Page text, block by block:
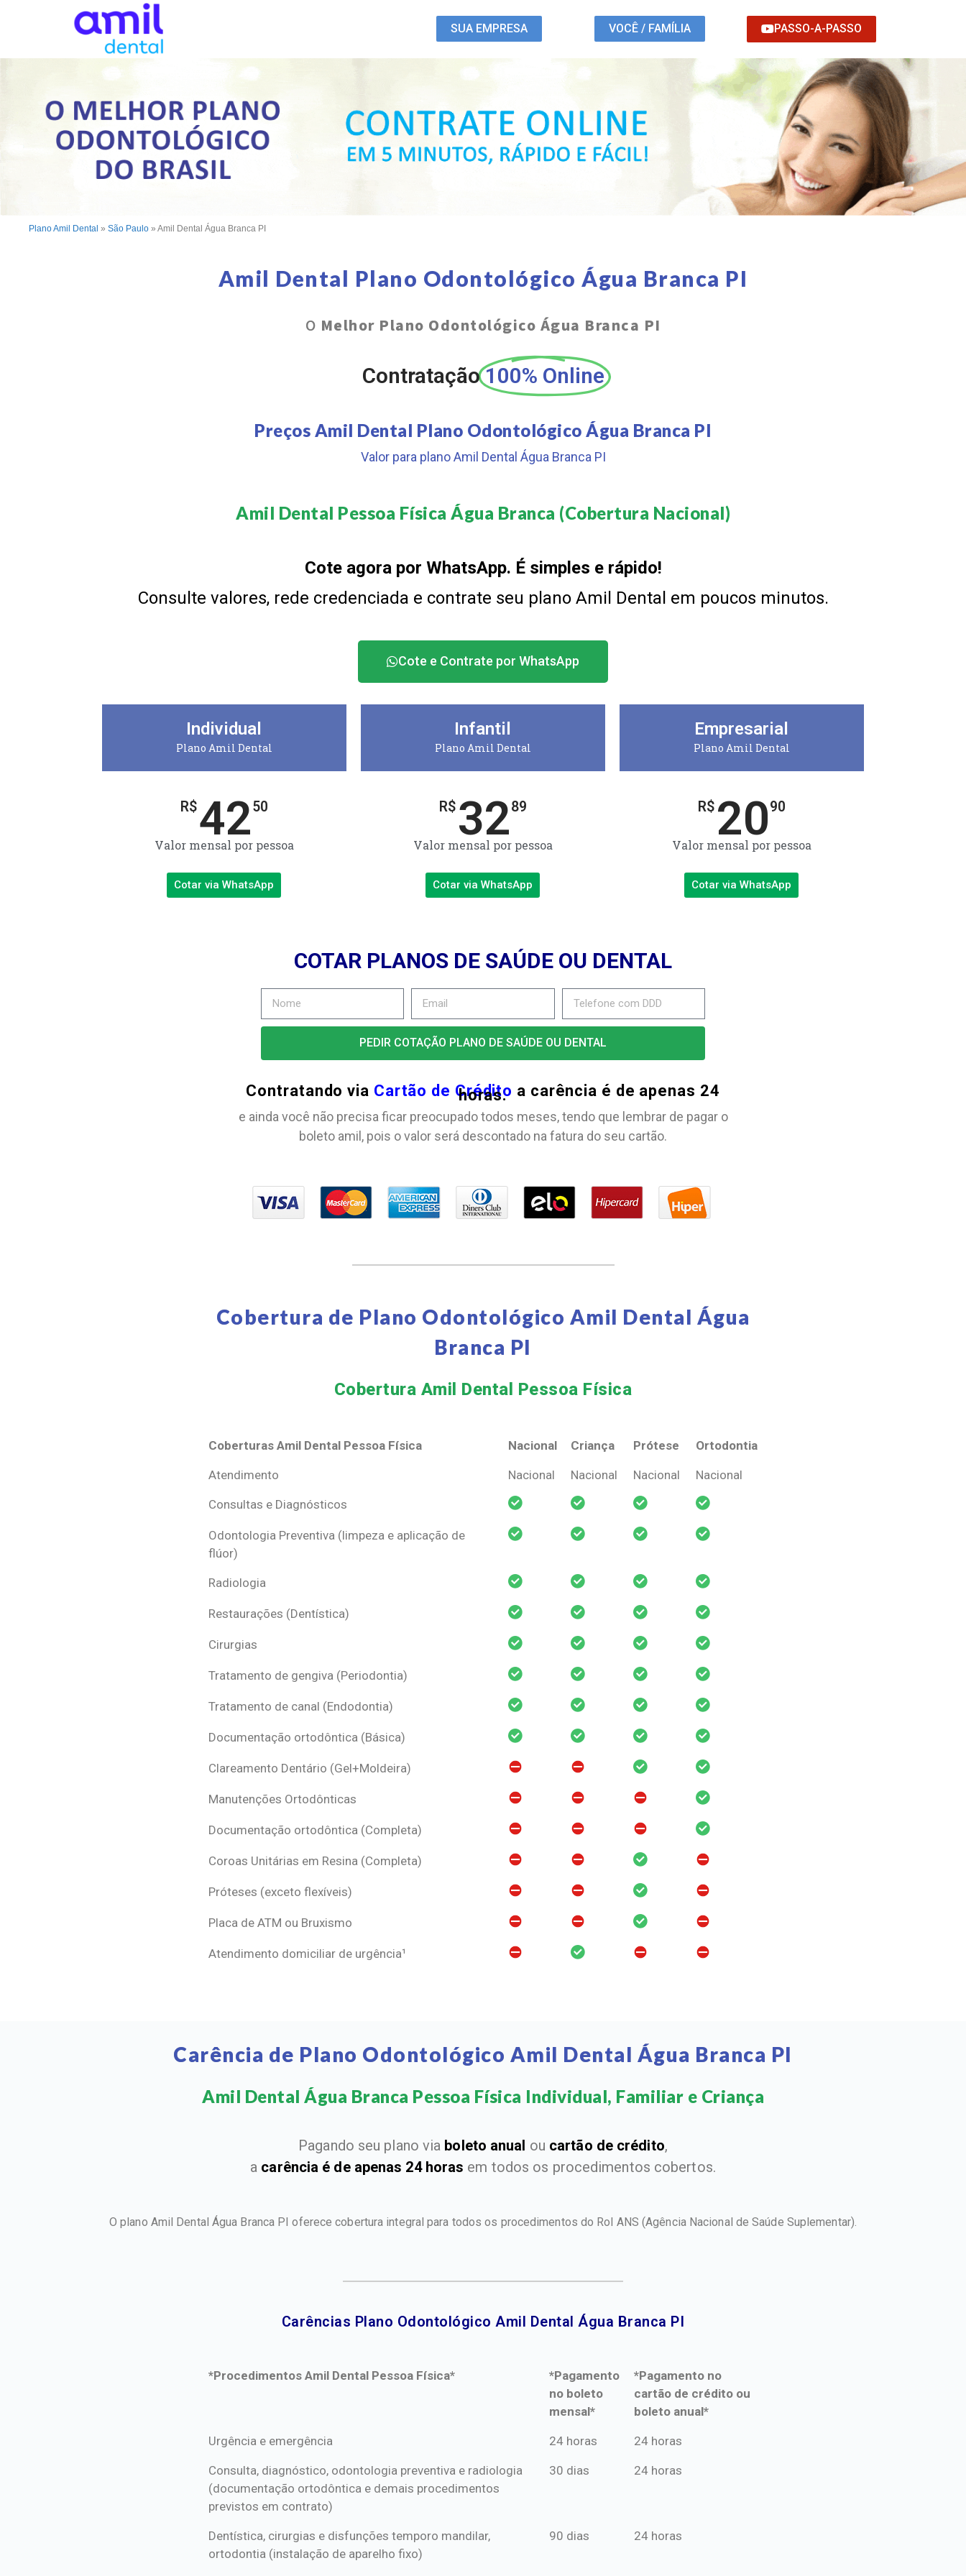
SUA EMPRESA VOCÊ / FAMÍLIA PASSO-A-PASSO
Plano Amil Dental » São Paulo » Amil Dental Água Branca PI
Amil Dental Plano Odontológico Água Branca PI
O Melhor Plano Odontológico Água Branca PI
Contratação 100% Online
Preços Amil Dental Plano Odontológico Água Branca PI
Valor para plano Amil Dental Água Branca PI
Amil Dental Pessoa Física Água Branca (Cobertura Nacional)​
Cote agora por WhatsApp. É simples e rápido!
Consulte valores, rede credenciada e contrate seu plano Amil Dental em poucos minutos.
Cote e Contrate por WhatsApp
Individual
Plano Amil Dental
R$4250
Valor mensal por pessoa
Cotar via WhatsApp
Infantil
Plano Amil Dental
R$ 3289
Valor mensal por pessoa
Cotar via WhatsApp
Empresarial
Plano Amil Dental
R$ 2090
Valor mensal por pessoa
Cotar via WhatsApp
COTAR PLANOS DE SAÚDE OU DENTAL
PEDIR COTAÇÃO PLANO DE SAÚDE OU DENTAL
Contratando via Cartão de Crédito a carência é de apenas 24
horas.
e ainda você não precisa ficar preocupado todos meses, tendo que lembrar de pagar o
boleto amil, pois o valor será descontado na fatura do seu cartão.
Cobertura de Plano Odontológico Amil Dental Água
Branca PI
Cobertura Amil Dental Pessoa Física​
Coberturas Amil Dental Pessoa Física Nacional Criança Prótese
Ortodontia
Coberturas Amil Dental Pessoa Física
Nacional Criança Prótese Ortodontia
Atendimento Nacional Nacional Nacional Nacional
Consultas e Diagnósticos
Odontologia Preventiva (limpeza e aplicação de
flúor)
Radiologia
Restaurações (Dentística)
Cirurgias
Tratamento de gengiva (Periodontia)
Tratamento de canal (Endodontia)
Documentação ortodôntica (Básica)
Clareamento Dentário (Gel+Moldeira)
Manutenções Ortodônticas
Documentação ortodôntica (Completa)
Coroas Unitárias em Resina (Completa)
Próteses (exceto flexíveis)
Placa de ATM ou Bruxismo
Atendimento domiciliar de urgência¹
Carência de Plano Odontológico Amil Dental Água Branca PI
Amil Dental Água Branca Pessoa Física Individual, Familiar e Criança​
Pagando seu plano via boleto anual ou cartão de crédito,
a carência é de apenas 24 horas em todos os procedimentos cobertos.
O plano Amil Dental Água Branca PI oferece cobertura integral para todos os procedimentos do Rol ANS(Agência Nacional de Saúde Suplementar).
Carências Plano Odontológico Amil Dental Água Branca PI​
*Procedimentos Amil Dental Pessoa Física*
*Pagamento
no boleto
mensal*
*Pagamento no
cartão de crédito ou
boleto anual*
*Procedimentos Amil Dental Pessoa Física*
*Pagamento
mensal*
*Pagamento no
boleto anual*
Urgência e emergência 24 horas 24 horas
Consulta, diagnóstico, odontologia preventiva e radiologia
(documentação ortodôntica e demais procedimentos
previstos em contrato)
30 dias 24 horas
Dentística, cirurgias e disfunções temporo mandilar,
ortodontia (instalação de aparelho fixo)
90 dias 24 horas